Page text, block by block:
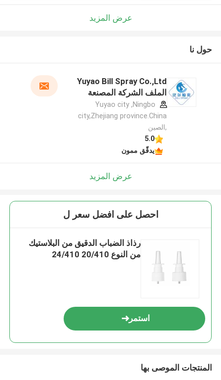
عرض المزيد
حول نا
Yuyao Bill Spray Co.,Ltd
الملف الشركة المصنعة
Yuyao city ,Ningbo
city,Zhejiang province.China
,الصين
5.0
يدقّق ممون
عرض المزيد
احصل على افضل سعر ل
رذاذ الضباب الدقيق من البلاستيك
من النوع 20/410 24/410
استمر
المنتجات الموصى بها